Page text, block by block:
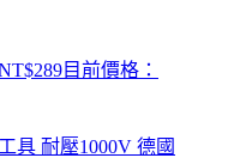
289目前價格：
具 耐壓1000V 德國